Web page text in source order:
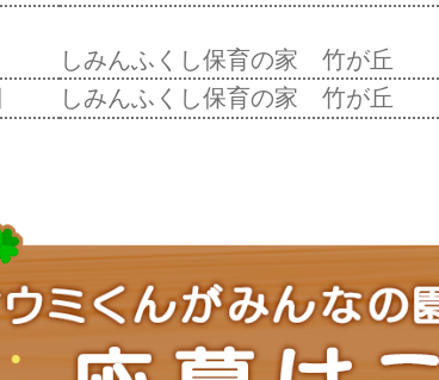
しみんふくし保育の家 竹が丘
しみんふくし保育の家 竹が丘